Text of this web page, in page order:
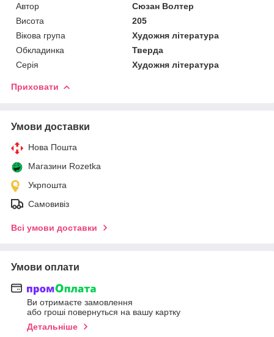
Автор
Сюзан Волтер
Висота
205
Вікова група
Художня література
Обкладинка
Тверда
Серія
Художня література
Приховати
Умови доставки
Нова Пошта
Магазини Rozetka
Укрпошта
Самовивіз
Всі умови доставки
Умови оплати
Ви отримаєте замовлення
або гроші повернуться на вашу картку
Детальніше